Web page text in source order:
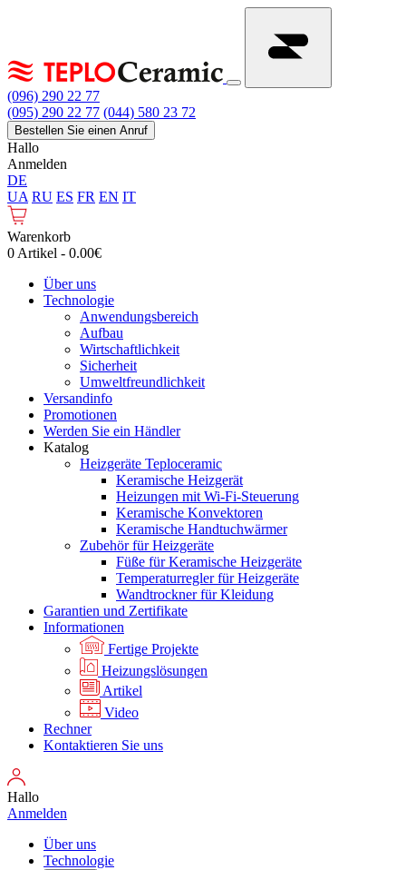
(096) 290 22 77
(095) 290 22 77 (044) 580 23 72
Bestellen Sie einen Anruf
Hallo
Anmelden
DE
UA RU ES FR EN IT
Warenkorb
0 Artikel - 0.00€
Über uns
Technologie
Anwendungsbereich
Aufbau
Wirtschaftlichkeit
Sicherheit
Umweltfreundlichkeit
Versandinfo
Promotionen
Werden Sie ein Händler
Katalog
Heizgeräte Teploceramic
Keramische Heizgerät
Heizungen mit Wi-Fi-Steuerung
Keramische Konvektoren
Keramische Handtuchwärmer
Zubehör für Heizgeräte
Füße für Keramische Heizgeräte
Temperaturregler für Heizgeräte
Wandtrockner für Kleidung
Garantien und Zertifikate
Informationen
Fertige Projekte
Heizungslösungen
Artikel
Video
Rechner
Kontaktieren Sie uns
Hallo
Anmelden
Über uns
Technologie